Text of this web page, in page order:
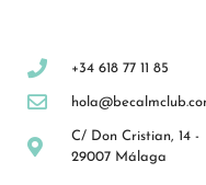
+34 618 77 11 85
C/ Don Cristian, 14 -
29007 Málaga